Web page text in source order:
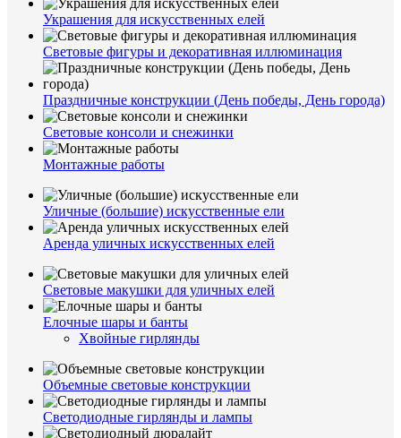
Украшения для искусственных елей
Световые фигуры и декоративная иллюминация
Праздничные конструкции (День победы, День города)
Световые консоли и снежинки
Монтажные работы
Уличные (большие) искусственные ели
Аренда уличных искусственных елей
Световые макушки для уличных елей
Елочные шары и банты
Хвойные гирлянды
Объемные световые конструкции
Светодиодные гирлянды и лампы